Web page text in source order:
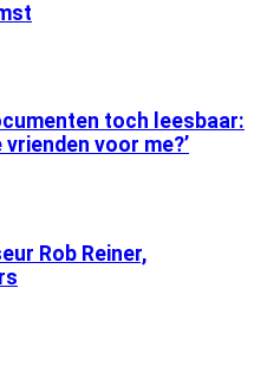
toch leesbaar:
voor me?’
Rob Reiner,